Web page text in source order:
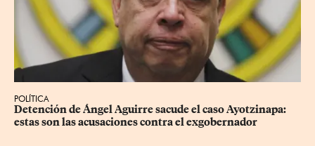
POLÍTICA
Detención de Ángel Aguirre sacude el caso Ayotzinapa:
estas son las acusaciones contra el exgobernador